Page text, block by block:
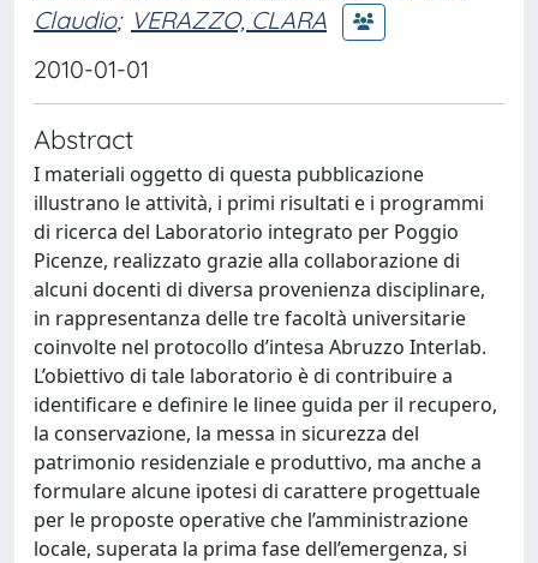
Claudio; VERAZZO, CLARA
2010-01-01
Abstract
I materiali oggetto di questa pubblicazione
illustrano le attività, i primi risultati e i programmi
di ricerca del Laboratorio integrato per Poggio
Picenze, realizzato grazie alla collaborazione di
alcuni docenti di diversa provenienza disciplinare,
in rappresentanza delle tre facoltà universitarie
coinvolte nel protocollo d’intesa Abruzzo Interlab.
L’obiettivo di tale laboratorio è di contribuire a
identificare e definire le linee guida per il recupero,
la conservazione, la messa in sicurezza del
patrimonio residenziale e produttivo, ma anche a
formulare alcune ipotesi di carattere progettuale
per le proposte operative che l’amministrazione
locale, superata la prima fase dell’emergenza, si